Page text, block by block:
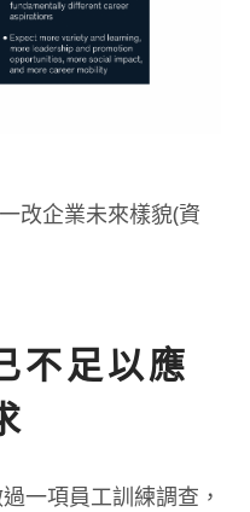
改企業未來樣貌(資
不足以應
一項員工訓練調查，